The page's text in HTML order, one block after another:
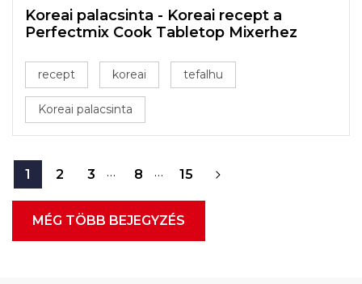
Koreai palacsinta - Koreai recept a
Perfectmix Cook Tabletop Mixerhez
recept koreai tefalhu
Koreai palacsinta
1 2 3 … 8 … 15
MÉG TÖBB BEJEGYZÉS